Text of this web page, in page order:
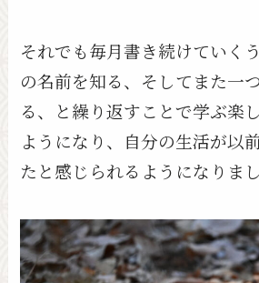
それでも毎月書き続けていく
の名前を知る、そしてまた一
る、と繰り返すことで学ぶ楽
ようになり、自分の生活が以
たと感じられるようになりまし